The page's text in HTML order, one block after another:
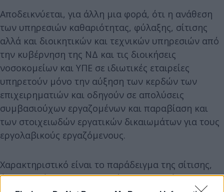
Αποδεικνύεται, για άλλη μια φορά, ότι η ανάθεση
των υπηρεσιών καθαριότητας, φύλαξης, σίτισης
αλλά και διοικητικών και τεχνικών υπηρεσιών από
την κυβέρνηση της ΝΔ και τις διοικήσεις
νοσοκομείων και ΥΠΕ σε ιδιωτικές εταιρείες
υπηρετούν μόνο την αύξηση των κερδών των
επιχειρηματιών και οδηγούν σε απολύσεις
συμβασιούχων εργαζομένων και παραβίαση και
των στοιχειωδών εργατικών δικαιωμάτων για τους
εργολαβικούς εργαζόμενους.
Χαρακτηριστικό είναι το παράδειγμα της σίτισης,
όπου παρά τις επανειλημμένες παρεμβάσεις του